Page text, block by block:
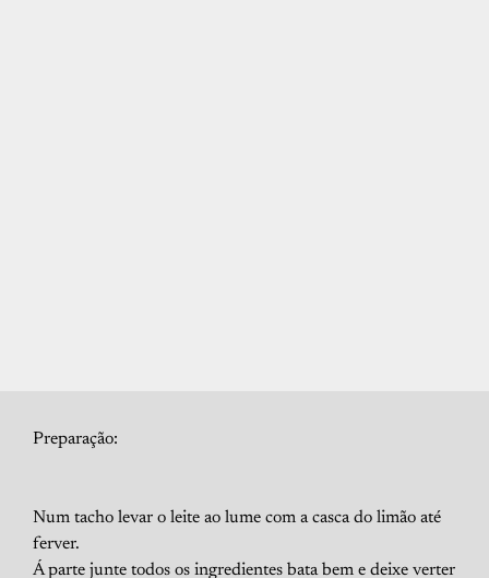
Preparação:
Num tacho levar o leite ao lume com a casca do limão até
ferver.
Á parte junte todos os ingredientes bata bem e deixe verter